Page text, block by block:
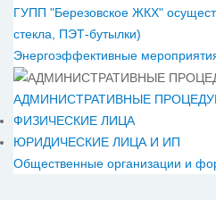
ГУПП "Березовское ЖКХ"
стекла, ПЭТ-бутылки)
Энергоэффективные
АДМИНИСТРАТИВНЫЕ
ФИЗИЧЕСКИЕ ЛИЦА
ЮРИДИЧЕСКИЕ ЛИЦА И ИП
Общественные организации и